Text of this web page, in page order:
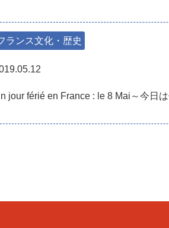
ランス文化・歴史
jour férié en France : le 8 Mai～今日